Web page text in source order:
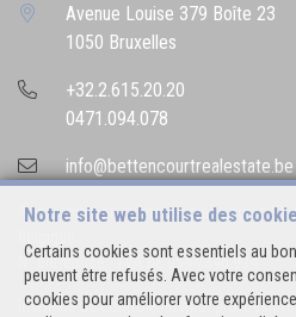
Notre site web utilise des
Certains cookies sont essentiels au
peuvent être refusés. Avec votre
cookies pour améliorer votre
Avenue Louise 379 Boîte 23
1050 Bruxelles
+32.2.615.20.20
0471.094.078
info@bettencourtrealestate.be
Agent immobilier intermédiaire agréé IPI
N° entreprise : TVA BE 0544.346.974
Instance de contrôle: Institut